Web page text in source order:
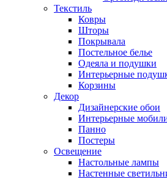
Текстиль
Ковры
Шторы
Покрывала
Постельное белье
Одеяла и подушки
Интерьерные
Корзины
Декор
Дизайнерские обои
Интерьерные
Панно
Постеры
Освещение
Настольные лампы
Настенные